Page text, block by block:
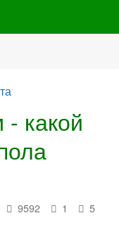
какой
9592 1 5